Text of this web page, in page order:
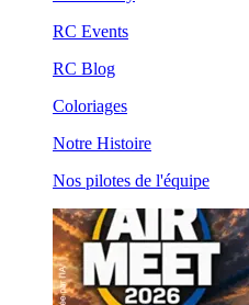
RC Events
RC Blog
Coloriages
Notre Histoire
Nos pilotes de l'équipe